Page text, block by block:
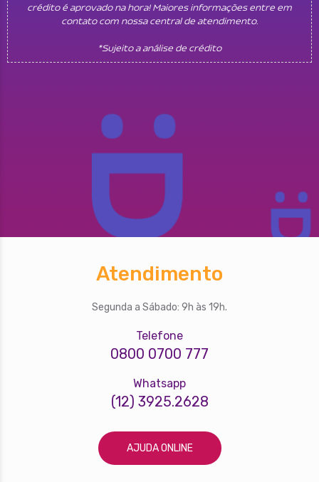
crédito é aprovado na hora! Maiores informações entre em
contato com nossa central de atendimento.
*Sujeito a análise de crédito
Atendimento
Segunda a Sábado: 9h às 19h.
Telefone
0800 0700 777
Whatsapp
(12) 3925.2628
AJUDA ONLINE